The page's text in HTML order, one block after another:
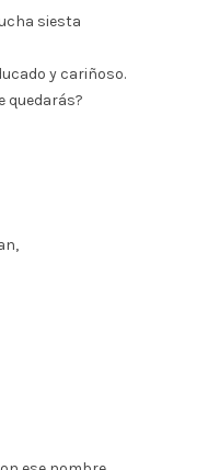
siesta
y cariñoso.
quedarás?